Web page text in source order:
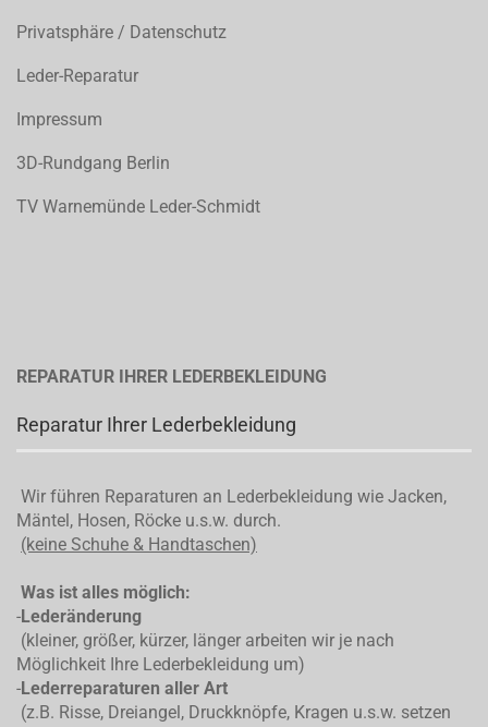
Privatsphäre / Datenschutz
Leder-Reparatur
Impressum
3D-Rundgang Berlin
TV Warnemünde Leder-Schmidt
REPARATUR IHRER LEDERBEKLEIDUNG
Reparatur Ihrer Lederbekleidung
Wir führen Reparaturen an Lederbekleidung wie Jacken,
Mäntel, Hosen, Röcke u.s.w. durch.
(keine Schuhe & Handtaschen)
Was ist alles möglich:
-Lederänderung
(kleiner, größer, kürzer, länger arbeiten wir je nach
Möglichkeit Ihre Lederbekleidung um)
-Lederreparaturen aller Art
(z.B. Risse, Dreiangel, Druckknöpfe, Kragen u.s.w. setzen